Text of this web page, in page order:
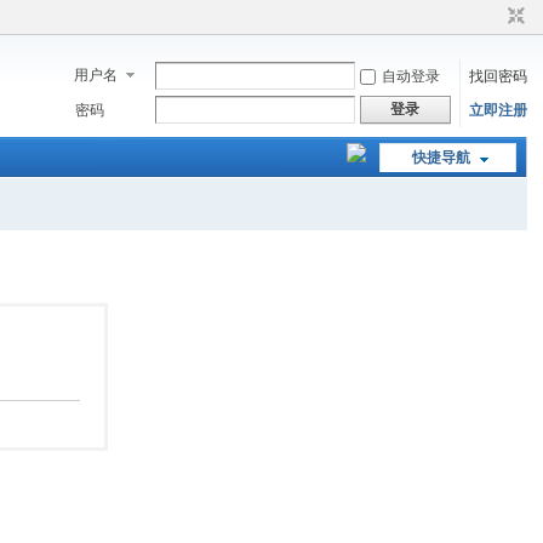
用户名 自动登录
找回密码
密码
登录 立即注册
快捷导航